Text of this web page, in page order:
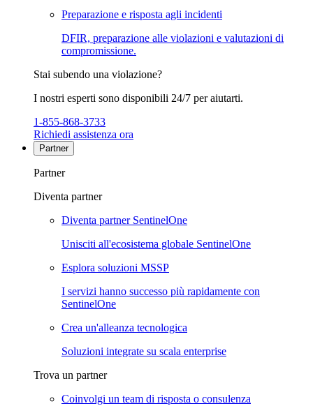
Preparazione e risposta agli incidenti
DFIR, preparazione alle violazioni e valutazioni di
compromissione.
Stai subendo una violazione?
I nostri esperti sono disponibili 24/7 per aiutarti.
1-855-868-3733
Richiedi assistenza ora
Partner
Partner
Diventa partner
Diventa partner SentinelOne
Unisciti all'ecosistema globale SentinelOne
Esplora soluzioni MSSP
I servizi hanno successo più rapidamente con
SentinelOne
Crea un'alleanza tecnologica
Soluzioni integrate su scala enterprise
Trova un partner
Coinvolgi un team di risposta o consulenza